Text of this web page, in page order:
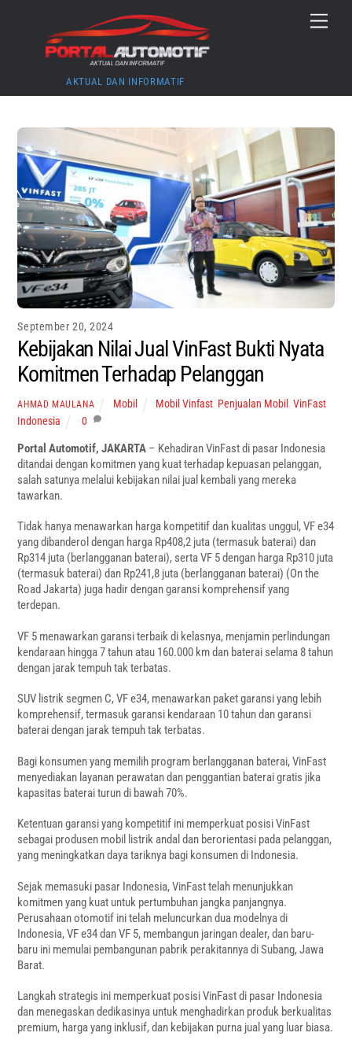
Menu
AKTUAL DAN INFORMATIF
September 20, 2024
Kebijakan Nilai Jual VinFast Bukti Nyata
Komitmen Terhadap Pelanggan
AHMAD MAULANA Mobil Mobil Vinfast, Penjualan Mobil VinFast
Indonesia
0
Portal Automotif, JAKARTA – Kehadiran VinFast di pasar Indonesia
ditandai dengan komitmen yang kuat terhadap kepuasan pelanggan,
salah satunya melalui kebijakan nilai jual kembali yang mereka
tawarkan.
Tidak hanya menawarkan harga kompetitif dan kualitas unggul, VF e34
yang dibanderol dengan harga Rp408,2 juta (termasuk baterai) dan
Rp314 juta (berlangganan baterai), serta VF 5 dengan harga Rp310 juta
(termasuk baterai) dan Rp241,8 juta (berlangganan baterai) (On the
Road Jakarta) juga hadir dengan garansi komprehensif yang
terdepan.
VF 5 menawarkan garansi terbaik di kelasnya, menjamin perlindungan
kendaraan hingga 7 tahun atau 160.000 km dan baterai selama 8 tahun
dengan jarak tempuh tak terbatas.
SUV listrik segmen C, VF e34, menawarkan paket garansi yang lebih
komprehensif, termasuk garansi kendaraan 10 tahun dan garansi
baterai dengan jarak tempuh tak terbatas.
Bagi konsumen yang memilih program berlangganan baterai, VinFast
menyediakan layanan perawatan dan penggantian baterai gratis jika
kapasitas baterai turun di bawah 70%.
Ketentuan garansi yang kompetitif ini memperkuat posisi VinFast
sebagai produsen mobil listrik andal dan berorientasi pada pelanggan,
yang meningkatkan daya tariknya bagi konsumen di Indonesia.
Sejak memasuki pasar Indonesia, VinFast telah menunjukkan
komitmen yang kuat untuk pertumbuhan jangka panjangnya.
Perusahaan otomotif ini telah meluncurkan dua modelnya di
Indonesia, VF e34 dan VF 5, membangun jaringan dealer, dan baru-
baru ini memulai pembangunan pabrik perakitannya di Subang, Jawa
Barat.
Langkah strategis ini memperkuat posisi VinFast di pasar Indonesia
dan menegaskan dedikasinya untuk menghadirkan produk berkualitas
premium, harga yang inklusif, dan kebijakan purna jual yang luar biasa.